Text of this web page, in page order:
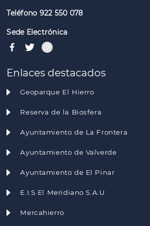
Teléfono 922 550 078
Sede Electrónica
Enlaces destacados
Geoparque El Hierro
Reserva de la Biosfera
Ayuntamiento de La Frontera
Ayuntamiento de Valverde
Ayuntamiento de El Pinar
E.I.S El Meridiano S.A.U
Mercahierro